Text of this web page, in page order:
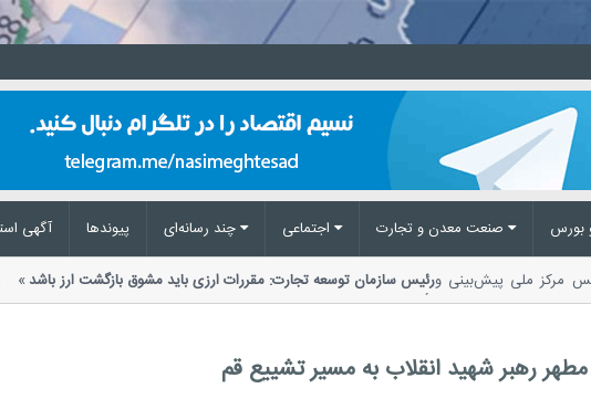
آگهی پیوند‌ها بورس
رئیس سازمان توسعه تجارت: مقررات ارزی باید مشوق بازگشت ارز باشد
تأکید بر ضرورت اصلاح مقررات ارزی،...
مرکز ملی پیش‌بینی و
رهبر شهید انقلاب به مسیر تشییع قم